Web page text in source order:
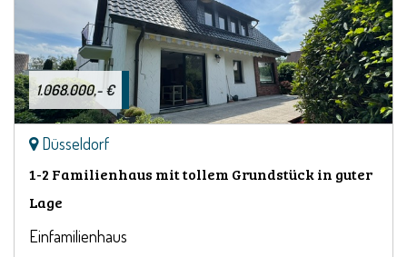
1.068.000,- €
Düsseldorf
1-2 Familienhaus mit tollem Grundstück in guter
Lage
Einfamilienhaus